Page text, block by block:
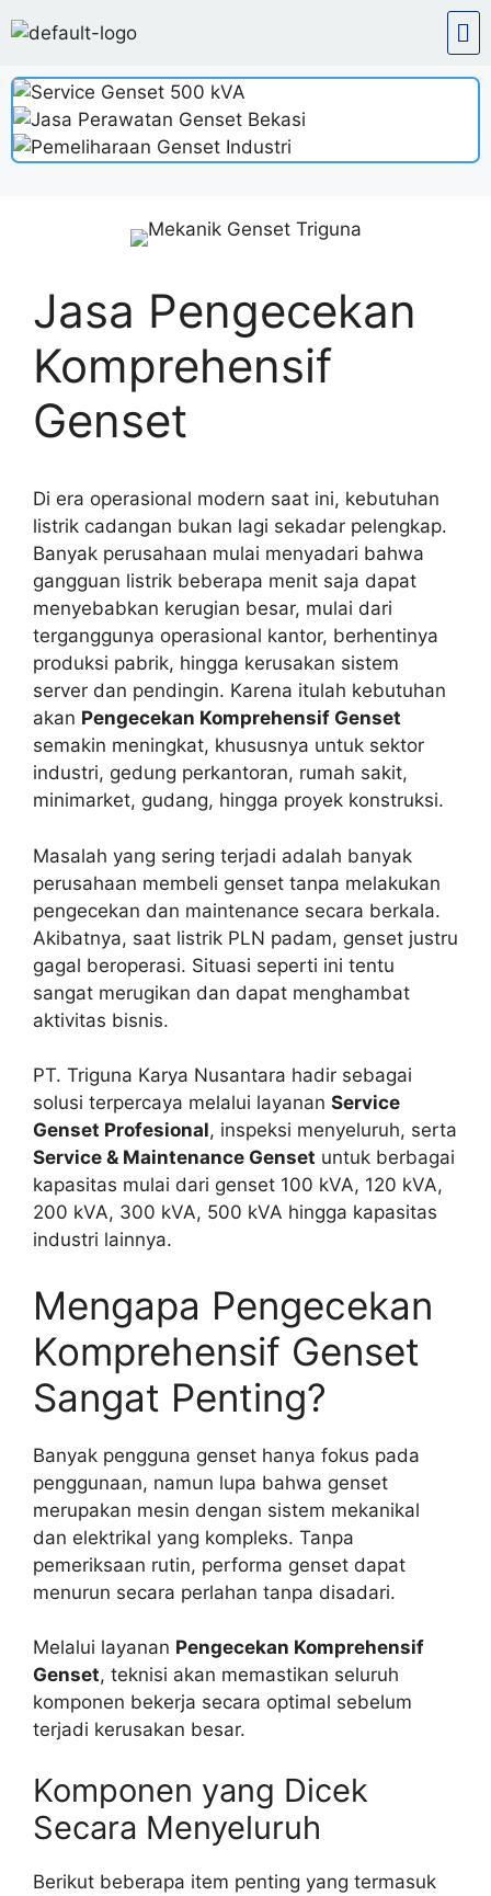
Jasa Pengecekan
Komprehensif
Genset
Di era operasional modern saat ini, kebutuhan
listrik cadangan bukan lagi sekadar pelengkap.
Banyak perusahaan mulai menyadari bahwa
gangguan listrik beberapa menit saja dapat
menyebabkan kerugian besar, mulai dari
terganggunya operasional kantor, berhentinya
produksi pabrik, hingga kerusakan sistem
server dan pendingin. Karena itulah kebutuhan
akan Pengecekan Komprehensif Genset
semakin meningkat, khususnya untuk sektor
industri, gedung perkantoran, rumah sakit,
minimarket, gudang, hingga proyek konstruksi.
Masalah yang sering terjadi adalah banyak
perusahaan membeli genset tanpa melakukan
pengecekan dan maintenance secara berkala.
Akibatnya, saat listrik PLN padam, genset justru
gagal beroperasi. Situasi seperti ini tentu
sangat merugikan dan dapat menghambat
aktivitas bisnis.
PT. Triguna Karya Nusantara hadir sebagai
solusi terpercaya melalui layanan Service
Genset Profesional, inspeksi menyeluruh, serta
Service & Maintenance Genset untuk berbagai
kapasitas mulai dari genset 100 kVA, 120 kVA,
200 kVA, 300 kVA, 500 kVA hingga kapasitas
industri lainnya.
Mengapa Pengecekan
Komprehensif Genset
Sangat Penting?
Banyak pengguna genset hanya fokus pada
penggunaan, namun lupa bahwa genset
merupakan mesin dengan sistem mekanikal
dan elektrikal yang kompleks. Tanpa
pemeriksaan rutin, performa genset dapat
menurun secara perlahan tanpa disadari.
Melalui layanan Pengecekan Komprehensif
Genset, teknisi akan memastikan seluruh
komponen bekerja secara optimal sebelum
terjadi kerusakan besar.
Komponen yang Dicek
Secara Menyeluruh
Berikut beberapa item penting yang termasuk